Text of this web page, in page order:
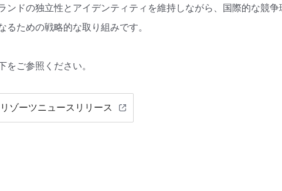
ンドの独立性とアイデンティティを維持しながら、国際的な競
るための戦略的な取り組みです。
をご参照ください。
ゾーツニュースリリース